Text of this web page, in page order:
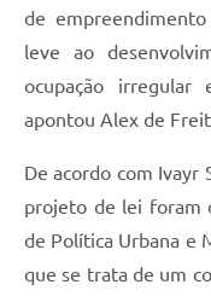
de
leve ao
ocupação irregular
apontou Alex de
De acordo com Ivayr
projeto de lei foram
de Política Urbana e
que se trata de um